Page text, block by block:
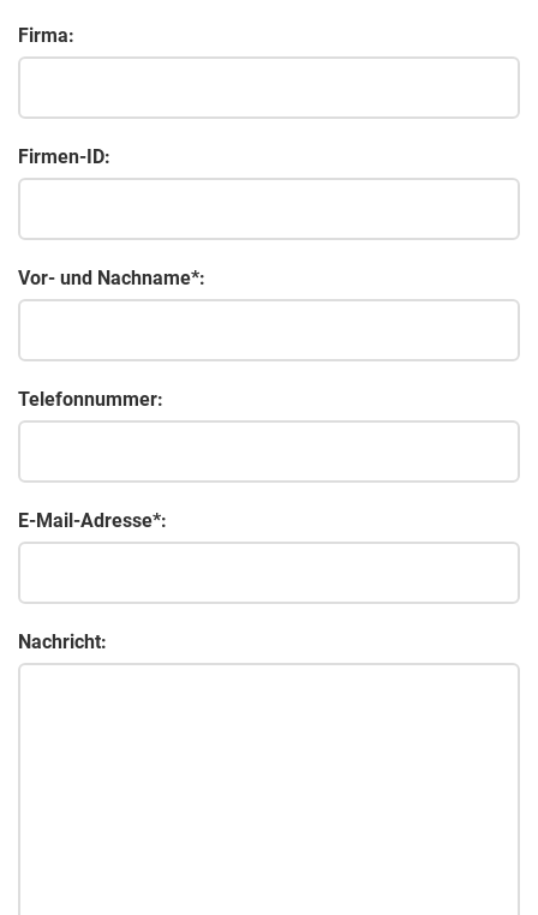
Firma:
Firmen-ID:
Vor- und Nachname*:
Telefonnummer:
E-Mail-Adresse*:
Nachricht: